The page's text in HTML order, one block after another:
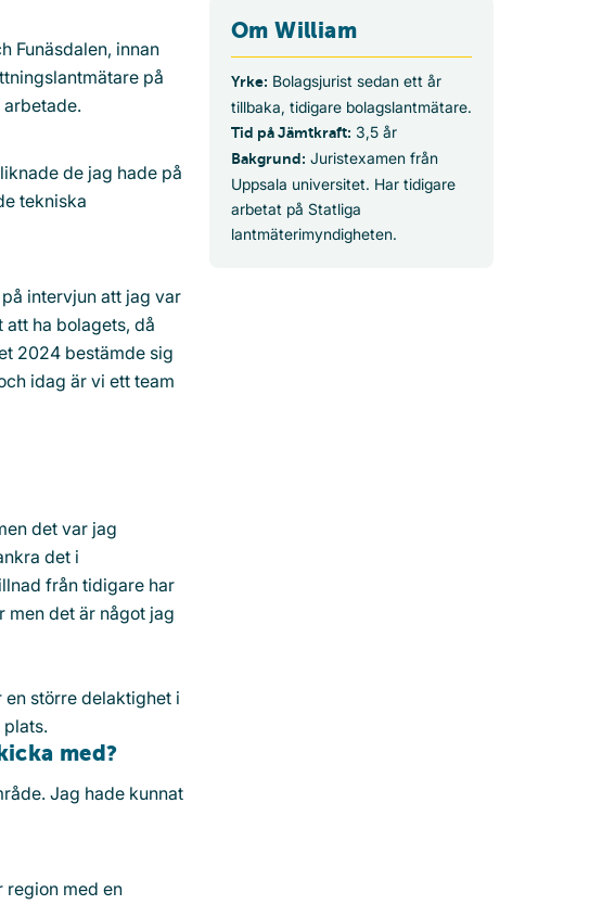
Funäsdalen, innan
på
arbetade.
de jag hade på
tekniska
intervjun att jag var
ha bolagets, då
2024 bestämde sig
idag är vi ett team
det var jag
det i
från tidigare har
men det är något jag
större delaktighet i
med?
Jag hade kunnat
region med en
Om William
Yrke: Bolagsjurist sedan ett år
tillbaka, tidigare bolagslantmätare.
Tid på Jämtkraft: 3,5 år
Bakgrund: Juristexamen från
Uppsala universitet. Har tidigare
arbetat på Statliga
lantmäterimyndigheten.